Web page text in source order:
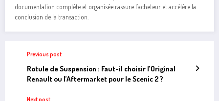
documentation complète et organisée rassure l’acheteur et accélère la
conclusion de la transaction.
Previous post
Rotule de Suspension : Faut-il choisir l’Original
Renault ou l’Aftermarket pour le Scenic 2 ?
Next post